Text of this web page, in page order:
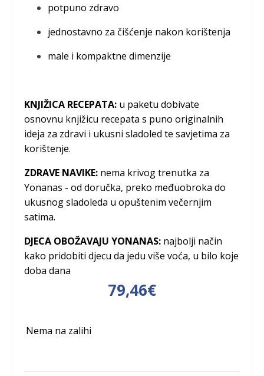
potpuno zdravo
jednostavno za čišćenje nakon korištenja
male i kompaktne dimenzije
KNJIŽICA RECEPATA: u paketu dobivate
osnovnu knjižicu recepata s puno originalnih
ideja za zdravi i ukusni sladoled te savjetima za
korištenje.
ZDRAVE NAVIKE: nema krivog trenutka za
Yonanas - od doručka, preko međuobroka do
ukusnog sladoleda u opuštenim večernjim
satima.
DJECA OBOŽAVAJU YONANAS: najbolji način
kako pridobiti djecu da jedu više voća, u bilo koje
doba dana
79,46€
Nema na zalihi